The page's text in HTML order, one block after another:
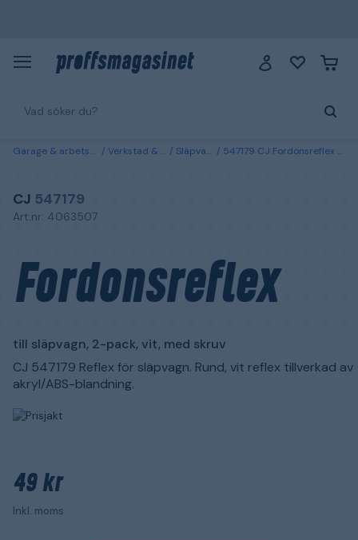
Garage & arbetsplats Verkstad & fordon Släpvagnsdelar 547179 CJ Fordonsreflex till släpvagn, 2-pack, vit, med skruv
CJ 547179
Art.nr: 4063507
Fordonsreflex
till släpvagn, 2-pack, vit, med skruv
CJ 547179 Reflex för släpvagn. Rund, vit reflex tillverkad av
akryl/ABS-blandning.
49 kr
Inkl. moms